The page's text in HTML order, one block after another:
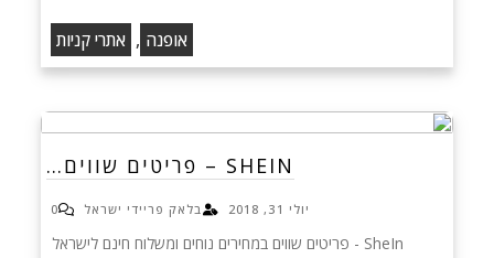
אופנה , אתרי קניות
SHEIN – פריטים שווים…
יולי 31, 2018 בלאק פריידי ישראל 0
SheIn - פריטים שווים במחירים נוחים ומשלוח חינם לישראל